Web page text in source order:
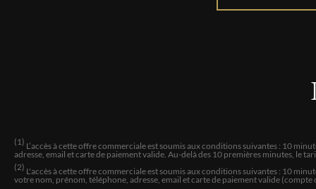
(1) L’accès à cette offre commerciale est soumis aux conditions suivantes : 10
adresse, email et carte de paiement valide. Au-delà des 10 premières minutes, le
(2) L'accès à cette offre commerciale est soumis aux conditions suivantes : 10
votre nom, prénom, téléphone, adresse, email et carte de paiement valide